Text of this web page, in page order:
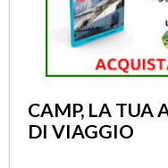
CAMP, LA TUA
DI VIAGGIO